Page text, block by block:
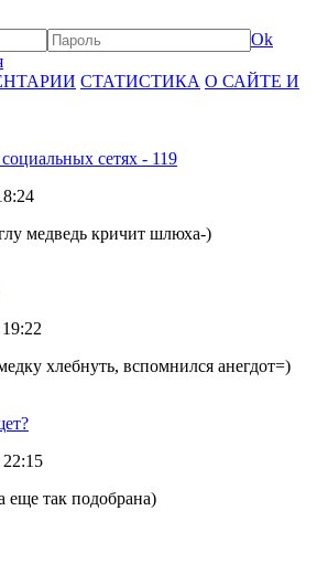
Ok
СТАТИСТИКА О САЙТЕ И
сетях - 119
медведь кричит шлюха-)
хлебнуть, вспомнился анегдот=)
22:15
так подобрана)